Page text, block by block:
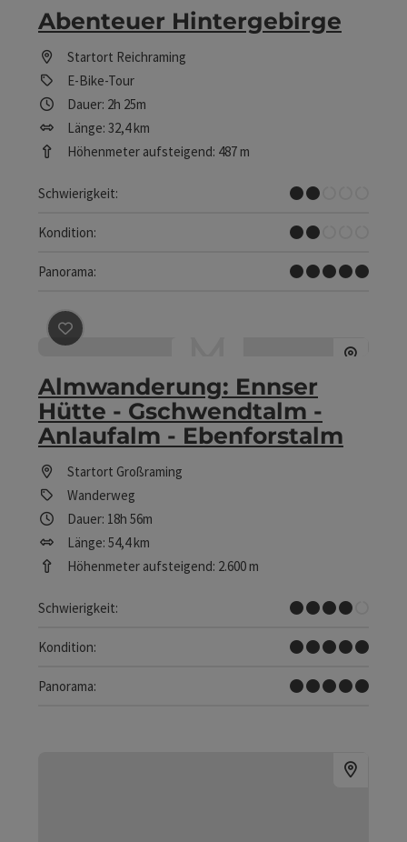
Abenteuer Hintergebirge
Startort Reichraming
E-Bike-Tour
Dauer: 2h 25m
Länge: 32,4 km
Höhenmeter aufsteigend: 487 m
Schwierigkeit:
Leicht
Kondition:
Leicht
Panorama:
Traumtour
Beitrag merken : Almwanderung: Ennser Hütte -
Almwanderung: Ennser
Hütte - Gschwendtalm -
Anlaufalm - Ebenforstalm
Startort Großraming
Wanderweg
Dauer: 18h 56m
Länge: 54,4 km
Höhenmeter aufsteigend: 2.600 m
Schwierigkeit:
Schwer
Kondition:
Sehr schwer
Panorama:
Traumtour